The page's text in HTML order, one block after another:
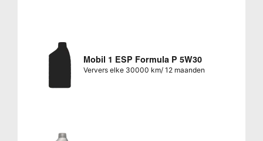
Mobil 1 ESP Formula P 5W30
Ververs elke 30000 km/ 12 maanden